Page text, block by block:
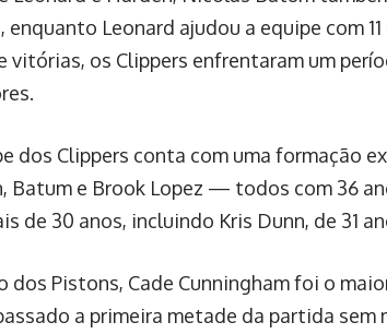
enquanto Leonard ajudou a equipe com
vitórias, os Clippers enfrentaram um
dos Clippers conta com uma formação
Batum e Brook Lopez — todos com 36
de 30 anos, incluindo Kris Dunn, de 31
dos Pistons, Cade Cunningham foi o
a primeira metade da partida sem